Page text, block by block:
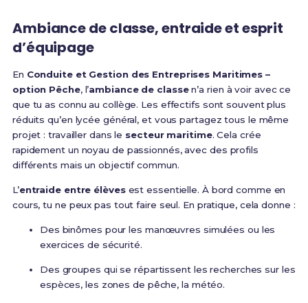
Ambiance de classe, entraide et esprit
d’équipage
En Conduite et Gestion des Entreprises Maritimes –
option Pêche, l’ambiance de classen’a rien à voir avec ce
que tu as connu au collège. Les effectifs sont souvent plus
réduits qu’en lycée général, et vous partagez tous le même
projet : travailler dans le secteur maritime. Cela crée
rapidement un noyau de passionnés, avec des profils
différents mais un objectif commun.
L’entraide entre élèvesest essentielle. À bord comme en
cours, tu ne peux pas tout faire seul. En pratique, cela donne :
Des binômes pour les manœuvres simulées ou les
exercices de sécurité.
Des groupes qui se répartissent les recherches sur les
espèces, les zones de pêche, la météo.